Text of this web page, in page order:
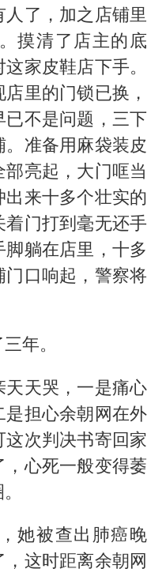
了，加之店铺里
摸清了店主的底
家皮鞋店下手。
里的门锁已换，
不是问题，三下
准备用麻袋装皮
亮起，大门哐当
来十多个壮实的
门打到毫无还手
躺在店里，十多
口响起，警察将
年。
天哭，一是痛心
担心余朝网在外
次判决书寄回家
心死一般变得萎
她被查出肺癌晚
这时距离余朝网